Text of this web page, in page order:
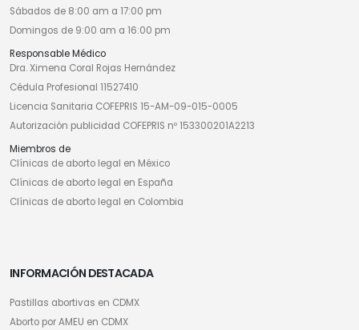
Sábados de 8:00 am a 17:00 pm
Domingos de 9:00 am a 16:00 pm
Responsable Médico
Dra. Ximena Coral Rojas Hernández
Cédula Profesional 11527410
Licencia Sanitaria COFEPRIS 15-AM-09-015-0005
Autorización publicidad COFEPRIS nº 153300201A2213
Miembros de
Clínicas de aborto legal en México
Clínicas de aborto legal en España
Clínicas de aborto legal en Colombia
INFORMACIÓN DESTACADA
Pastillas abortivas en CDMX
Aborto por AMEU en CDMX